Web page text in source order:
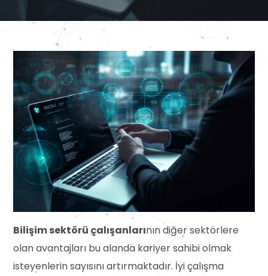
Bilişim sektörü çalışanlarının diğer sektörlere
olan avantajları bu alanda kariyer sahibi olmak
isteyenlerin sayısını artırmaktadır. İyi çalışma